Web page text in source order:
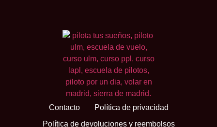
Contacto
Política de privacidad
Política de devoluciones y reembolsos